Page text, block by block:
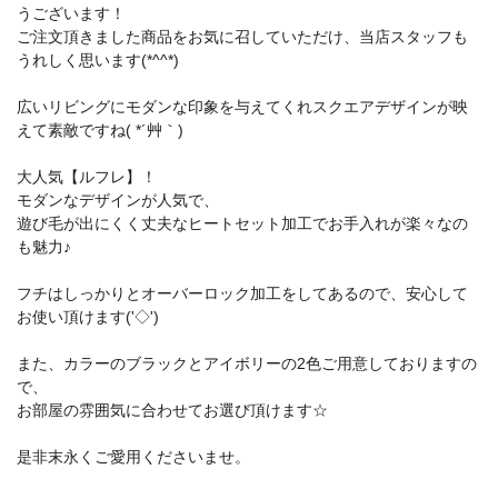
うございます！
ご注文頂きました商品をお気に召していただけ、当店スタッフも
うれしく思います(*^^*)
広いリビングにモダンな印象を与えてくれスクエアデザインが映
えて素敵ですね( *´艸｀)
大人気【ルフレ】！
モダンなデザインが人気で、
遊び毛が出にくく丈夫なヒートセット加工でお手入れが楽々なの
も魅力♪
フチはしっかりとオーバーロック加工をしてあるので、安心して
お使い頂けます('◇')ゞ
また、カラーのブラックとアイボリーの2色ご用意しておりますの
で、
お部屋の雰囲気に合わせてお選び頂けます☆
是非末永くご愛用くださいませ。